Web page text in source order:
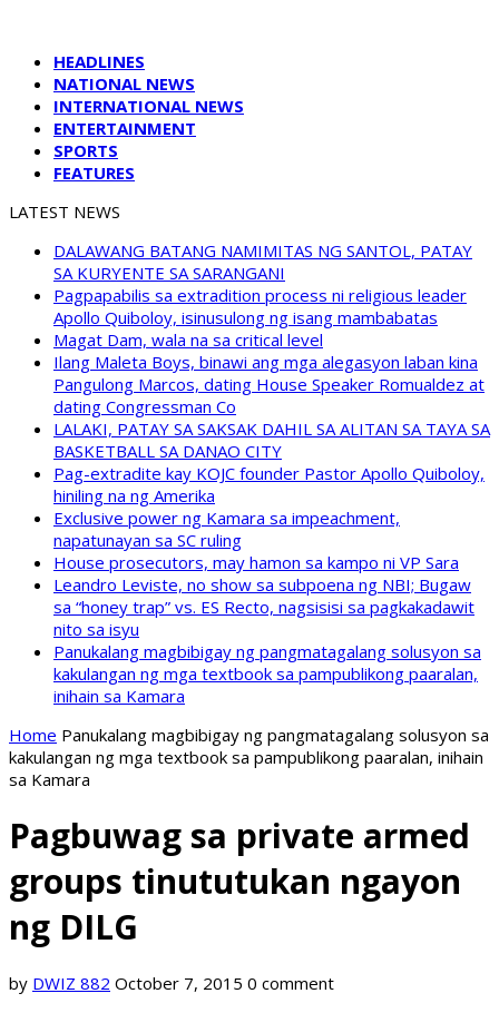
HEADLINES
NATIONAL NEWS
INTERNATIONAL NEWS
ENTERTAINMENT
SPORTS
FEATURES
LATEST NEWS
DALAWANG BATANG NAMIMITAS NG SANTOL, PATAY
SA KURYENTE SA SARANGANI
Pagpapabilis sa extradition process ni religious leader
Apollo Quiboloy, isinusulong ng isang mambabatas
Magat Dam, wala na sa critical level
Ilang Maleta Boys, binawi ang mga alegasyon laban kina
Pangulong Marcos, dating House Speaker Romualdez at
dating Congressman Co
LALAKI, PATAY SA SAKSAK DAHIL SA ALITAN SA TAYA SA
BASKETBALL SA DANAO CITY
Pag-extradite kay KOJC founder Pastor Apollo Quiboloy,
hiniling na ng Amerika
Exclusive power ng Kamara sa impeachment,
napatunayan sa SC ruling
House prosecutors, may hamon sa kampo ni VP Sara
Leandro Leviste, no show sa subpoena ng NBI; Bugaw
sa “honey trap” vs. ES Recto, nagsisisi sa pagkakadawit
nito sa isyu
Panukalang magbibigay ng pangmatagalang solusyon sa
kakulangan ng mga textbook sa pampublikong paaralan,
inihain sa Kamara
Home Panukalang magbibigay ng pangmatagalang solusyon sa
kakulangan ng mga textbook sa pampublikong paaralan, inihain
sa Kamara
Pagbuwag sa private armed
groups tinututukan ngayon
ng DILG
by DWIZ 882 October 7, 2015 0 comment